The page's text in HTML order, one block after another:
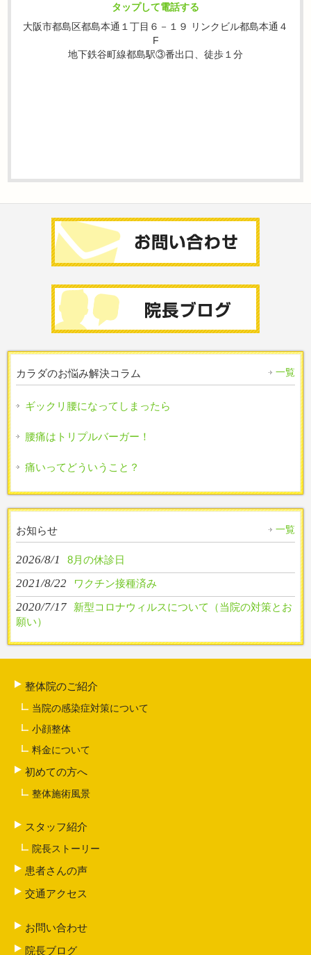
タップして電話する
大阪市都島区都島本通１丁目６－１９ リンクビル都島本通４
F
地下鉄谷町線都島駅③番出口、徒歩１分
カラダのお悩み解決コラム 一覧
ギックリ腰になってしまったら
腰痛はトリプルバーガー！
痛いってどういうこと？
お知らせ 一覧
2026/8/1 8月の休診日
2021/8/22 ワクチン接種済み
2020/7/17
新型コロナウィルスについて（当院の対策とお
願い）
整体院のご紹介
当院の感染症対策について
小顔整体
料金について
初めての方へ
整体施術風景
スタッフ紹介
院長ストーリー
患者さんの声
交通アクセス
お問い合わせ
院長ブログ